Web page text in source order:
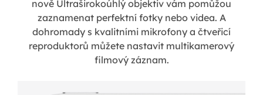
nově Ultraširokoúhlý objektiv vám pomůžou
zaznamenat perfektní fotky nebo videa. A
dohromady s kvalitními mikrofony a čtveřicí
reproduktorů můžete nastavit multikamerový
filmový záznam.